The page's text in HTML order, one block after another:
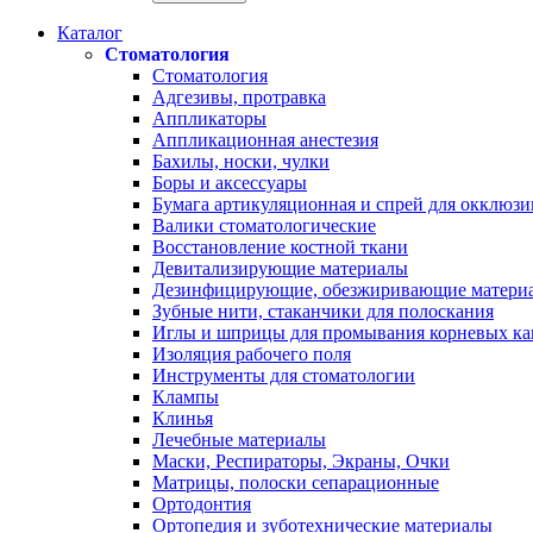
Каталог
Стоматология
Стоматология
Адгезивы, протравка
Аппликаторы
Аппликационная анестезия
Бахилы, носки, чулки
Боры и аксессуары
Бумага артикуляционная и спрей для
Валики стоматологические
Восстановление костной ткани
Девитализирующие материалы
Дезинфицирующие, обезжиривающие
Зубные нити, стаканчики для полоскания
Иглы и шприцы для промывания корневых
Изоляция рабочего поля
Инструменты для стоматологии
Клампы
Клинья
Лечебные материалы
Маски, Респираторы, Экраны, Очки
Матрицы, полоски сепарационные
Ортодонтия
Ортопедия и зуботехнические материалы